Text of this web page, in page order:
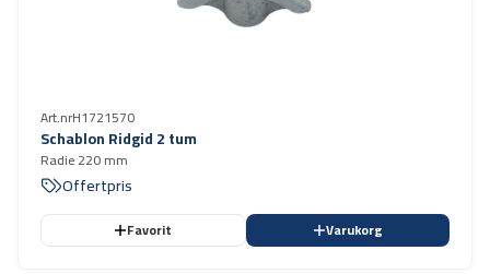
Art.nrH1721570
Schablon Ridgid 2 tum
Radie 220 mm
Offertpris
Favorit Varukorg